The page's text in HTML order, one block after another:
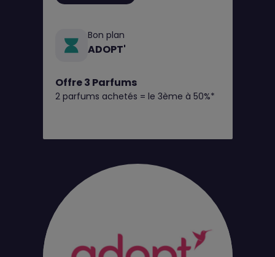
Bon plan
ADOPT'
Offre 3 Parfums
2 parfums achetés = le 3ème à 50%*